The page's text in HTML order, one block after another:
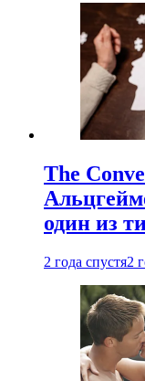
The
один из
2 года спустя2